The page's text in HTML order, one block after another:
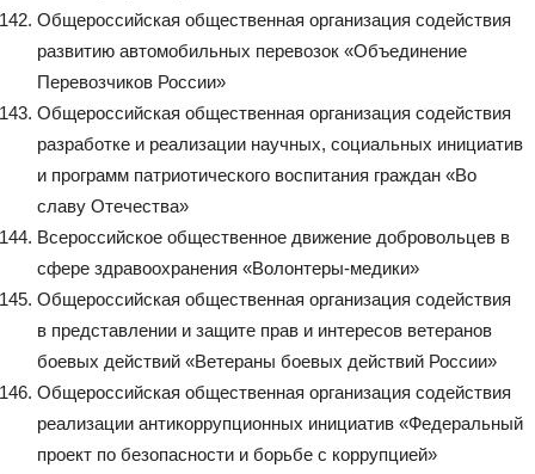
Общероссийская общественная организация содействия
развитию автомобильных перевозок «Объединение
Перевозчиков России»
Общероссийская общественная организация содействия
разработке и реализации научных, социальных инициатив
и программ патриотического воспитания граждан «Во
славу Отечества»
Всероссийское общественное движение добровольцев в
сфере здравоохранения «Волонтеры-медики»
Общероссийская общественная организация содействия
в представлении и защите прав и интересов ветеранов
боевых действий «Ветераны боевых действий России»
Общероссийская общественная организация содействия
реализации антикоррупционных инициатив «Федеральный
проект по безопасности и борьбе с коррупцией»